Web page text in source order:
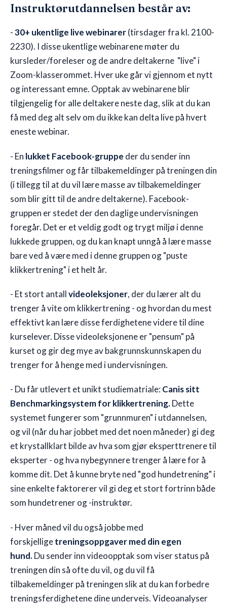
Instruktørutdannelsen består av:
-30+ ukentlige live webinarer(tirsdager fra kl. 2100-
2230). I disse ukentlige webinarene møter du
kursleder/foreleser og de andre deltakerne "live" i
Zoom-klasserommet. Hver uke går vi gjennom et nytt
og interessant emne. Opptak av webinarene blir
tilgjengelig for alle deltakere neste dag, slik at du kan
få med deg alt selv om du ikke kan delta live på hvert
eneste webinar.
- En lukket Facebook-gruppe der du sender inn
treningsfilmer og får tilbakemeldinger på treningen din
(i tillegg til at du vil lære masse av tilbakemeldinger
som blir gitt til de andre deltakerne). Facebook-
gruppen er stedet der den daglige undervisningen
foregår. Det er et veldig godt og trygt miljø i denne
lukkede gruppen, og du kan knapt unngå å lære masse
bare ved å være med i denne gruppen og "puste
klikkertrening" i et helt år.
- Et stort antallvideoleksjoner, der du lærer alt du
trenger å vite om klikkertrening - og hvordan du mest
effektivt kan lære disse ferdighetene videre til dine
kurselever. Disse videoleksjonene er "pensum" på
kurset og gir deg mye av bakgrunnskunnskapen du
trenger for å henge med i undervisningen.
- Du får utlevert et unikt studiematriale: Canis sitt
Benchmarkingsystem for klikkertrening.Dette
systemet fungerer som "grunnmuren" i utdannelsen,
og vil (når du har jobbet med det noen måneder) gi deg
et krystallklart bilde av hva som gjør eksperttrenere til
eksperter - og hva nybegynnere trenger å lære for å
komme dit. Det å kunne bryte ned "god hundetrening" i
sine enkelte faktorerer vil gi deg et stort fortrinn både
som hundetrener og -instruktør.
- Hver måned vil du også jobbe med
forskjelligetreningsoppgaver med din egen
hund.Du sender inn videoopptak som viser status på
treningen din så ofte du vil, og du vil få
tilbakemeldinger på treningen slik at du kan forbedre
treningsferdighetene dine underveis. Videoanalyser